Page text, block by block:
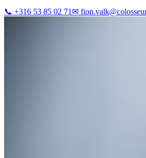
📞 +316 53 85 02 71 ✉